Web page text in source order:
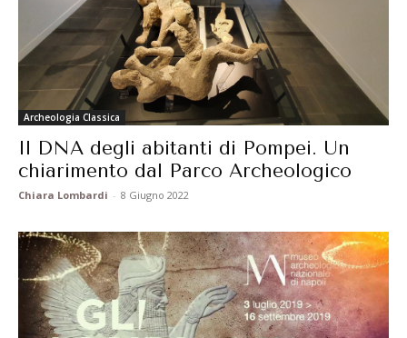
Archeologia Classica
Il DNA degli abitanti di Pompei. Un
chiarimento dal Parco Archeologico
Chiara Lombardi - 8 Giugno 2022